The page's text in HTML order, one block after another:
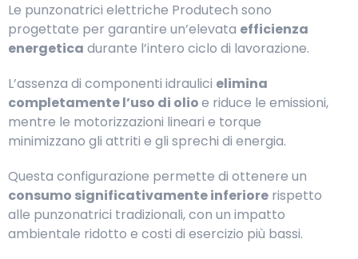
Le punzonatrici elettriche Produtech sono
progettate per garantire un’elevata efficienza
energetica durante l’intero ciclo di lavorazione.
L’assenza di componenti idraulici elimina
completamente l’uso di olioe riduce le emissioni,
mentre le motorizzazioni lineari e torque
minimizzano gli attriti e gli sprechi di energia.
Questa configurazione permette di ottenere un
consumo significativamente inferiore rispetto
alle punzonatrici tradizionali, con un impatto
ambientale ridotto e costi di esercizio più bassi.